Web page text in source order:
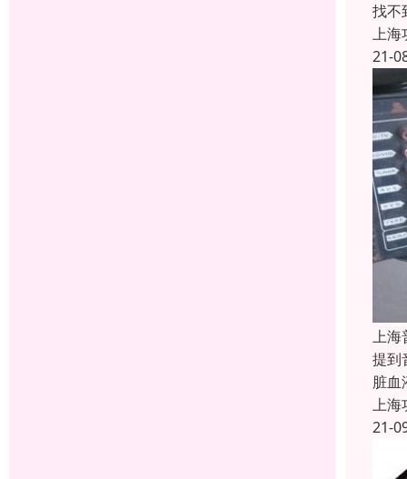
找不
上海
21-
上海
提到
脏血
上海
21-